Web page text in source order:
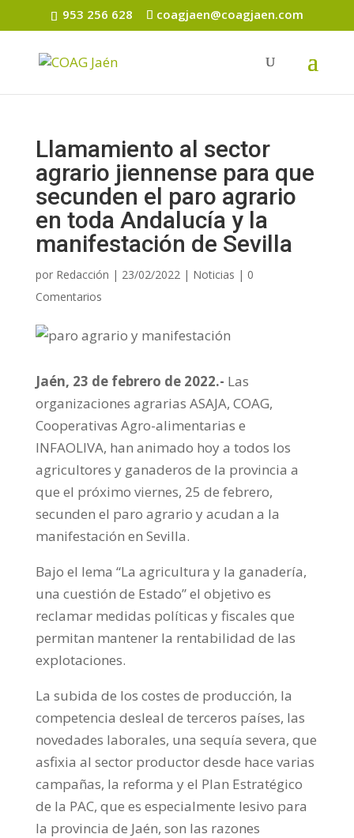
953 256 628 coagjaen@coagjaen.com
Llamamiento al sector
agrario jiennense para que
secunden el paro agrario
en toda Andalucía y la
manifestación de Sevilla
por Redacción | 23/02/2022| Noticias | 0
Comentarios
Jaén, 23 de febrero de 2022.- Las
organizaciones agrarias ASAJA, COAG,
Cooperativas Agro-alimentarias e
INFAOLIVA, han animado hoy a todos los
agricultores y ganaderos de la provincia a
que el próximo viernes, 25 de febrero,
secunden el paro agrario y acudan a la
manifestación en Sevilla.
Bajo el lema “La agricultura y la ganadería,
una cuestión de Estado” el objetivo es
reclamar medidas políticas y fiscales que
permitan mantener la rentabilidad de las
explotaciones.
La subida de los costes de producción, la
competencia desleal de terceros países, las
novedades laborales, una sequía severa, que
asfixia al sector productor desde hace varias
campañas, la reforma y el Plan Estratégico
de la PAC, que es especialmente lesivo para
la provincia de Jaén, son las razones